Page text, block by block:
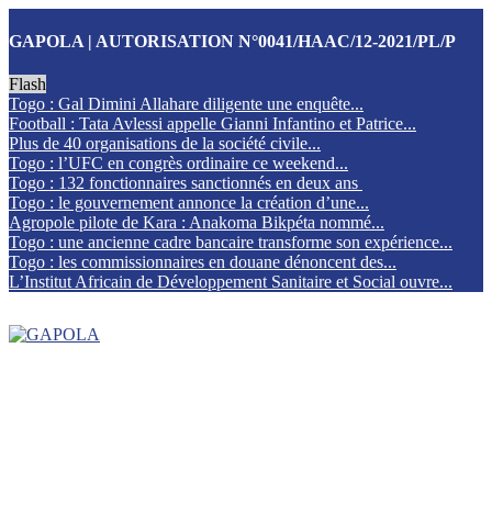
GAPOLA | AUTORISATION N°0041/HAAC/12-2021/PL/P
Flash
Togo : Gal Dimini Allahare diligente une enquête...
Football : Tata Avlessi appelle Gianni Infantino et Patrice...
Plus de 40 organisations de la société civile...
Togo : l’UFC en congrès ordinaire ce weekend...
Togo : 132 fonctionnaires sanctionnés en deux ans
Togo : le gouvernement annonce la création d’une...
Agropole pilote de Kara : Anakoma Bikpéta nommé...
Togo : une ancienne cadre bancaire transforme son expérience...
Togo : les commissionnaires en douane dénoncent des...
L’Institut Africain de Développement Sanitaire et Social ouvre...